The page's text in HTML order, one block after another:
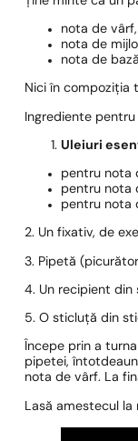
nota de vârf,
nota de
nota de
Nici în compoziția
Ingrediente
Uleiuri
pentru nota
pentru nota
pentru nota
2. Un fixativ, de
3. Pipetă
4. Un recipient din
5. O sticluță din
Începe prin a
pipetei,
nota de vârf. La
Lasă amestecul